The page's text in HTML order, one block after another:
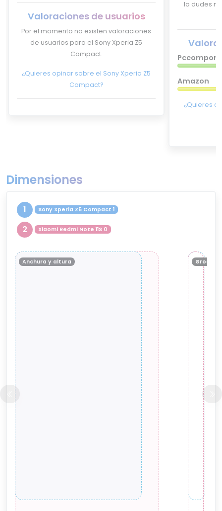
Valoraciones de usuarios
Por el momento no existen valoraciones
de usuarios para el Sony Xperia Z5
Compact.
¿Quieres opinar sobre el Sony Xperia Z5
Compact?
lo dudes
Amazon
¿Quieres
Dimensiones
1 Sony Xperia Z5 Compact 1
2 Xiaomi Redmi Note 11S 0
Anchura y altura Grosor